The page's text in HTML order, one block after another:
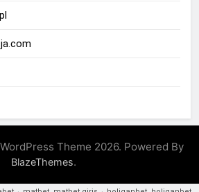
Theme 2026. Powered By
BlazeThemes.